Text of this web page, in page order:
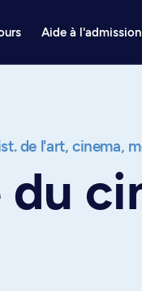
Aide à l'admission
de l'art, cinema,